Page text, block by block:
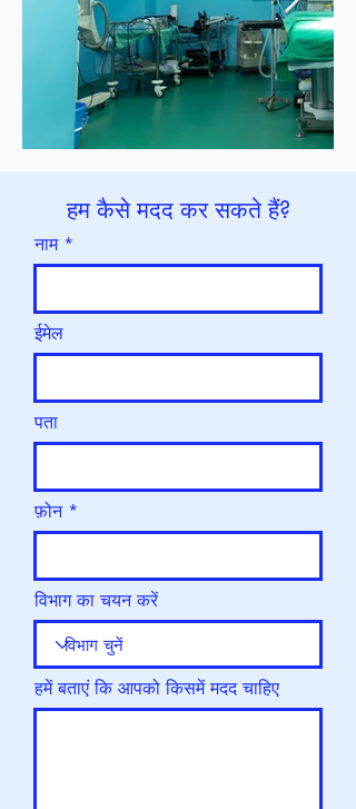
हम कैसे मदद कर सकते हैं?
नाम
ईमेल
पता
फ़ोन
विभाग का चयन करें
हमें बताएं कि आपको किसमें मदद चाहिए